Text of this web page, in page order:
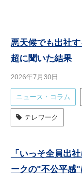
悪天候でも出社
超に聞いた結果
2026年7月30日
ニュース・コラム
テレワーク
「いっそ全員出
ークの"不公平感